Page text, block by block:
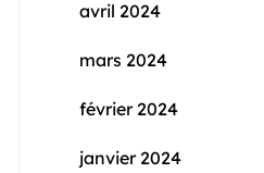
avril 2024
mars 2024
février 2024
janvier 2024